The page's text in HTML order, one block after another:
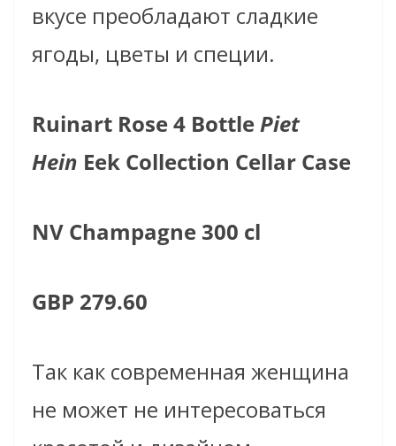
вкусе преобладают сладкие
ягоды, цветы и специи.
Ruinart Rose 4 BottlePiet
Hein Eek Collection Cellar Case
NV Champagne 300 cl
GBP 279.60
Так как современная женщина
не может не интересоваться